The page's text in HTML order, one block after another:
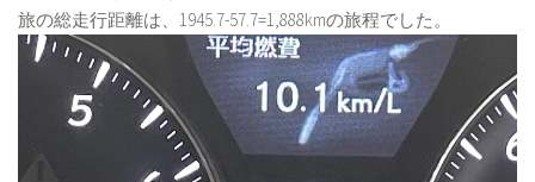
旅の総走行距離は、1945.7-57.7=1,888kmの旅程でした。